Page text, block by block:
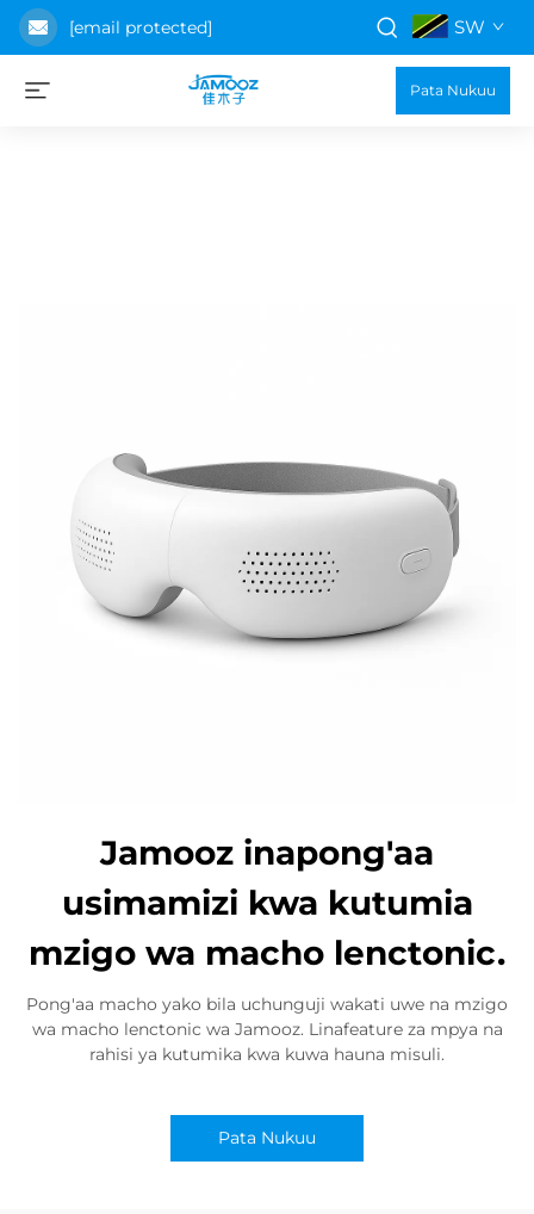
[email protected] SW
Pata Nukuu
Jamooz inapong'aa
usimamizi kwa kutumia
mzigo wa macho lenctonic.
Pong'aa macho yako bila uchunguji wakati uwe na mzigo
wa macho lenctonic wa Jamooz. Linafeature za mpya na
rahisi ya kutumika kwa kuwa hauna misuli.
Pata Nukuu